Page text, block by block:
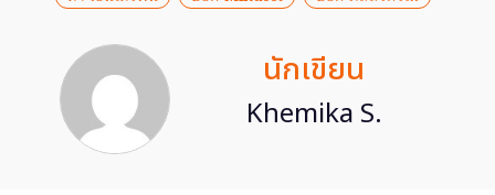
นักเขียน
Khemika S.